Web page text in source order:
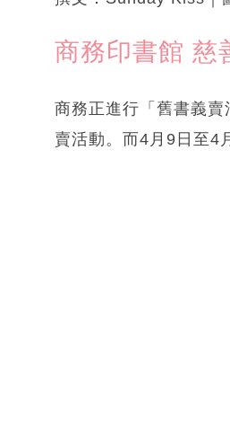
商務印書館 慈
商務正進行「舊書義
賣活動。而4月9日至4